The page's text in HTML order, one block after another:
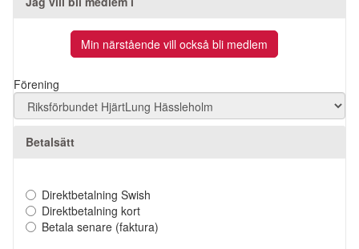
Förening
Betalsätt
Direktbetalning Swish
Direktbetalning kort
Betala senare (faktura)